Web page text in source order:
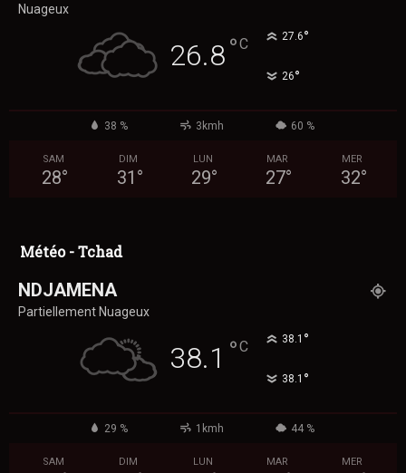
Nuageux
26.8°C 27.6°
26°
38 % 3kmh 60 %
SAM
28°
DIM
31 °
LUN
29°
MAR
27°
MER
32°
Météo - Tchad
NDJAMENA
Partiellement Nuageux
38.1 °C 38.1 °
38.1 °
29 % 1kmh 44 %
SAM DIM LUN MAR MER